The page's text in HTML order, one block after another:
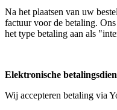
Na het plaatsen van uw
factuur voor de betaling.
het type betaling aan als
Elektronische
Wij accepteren betaling via